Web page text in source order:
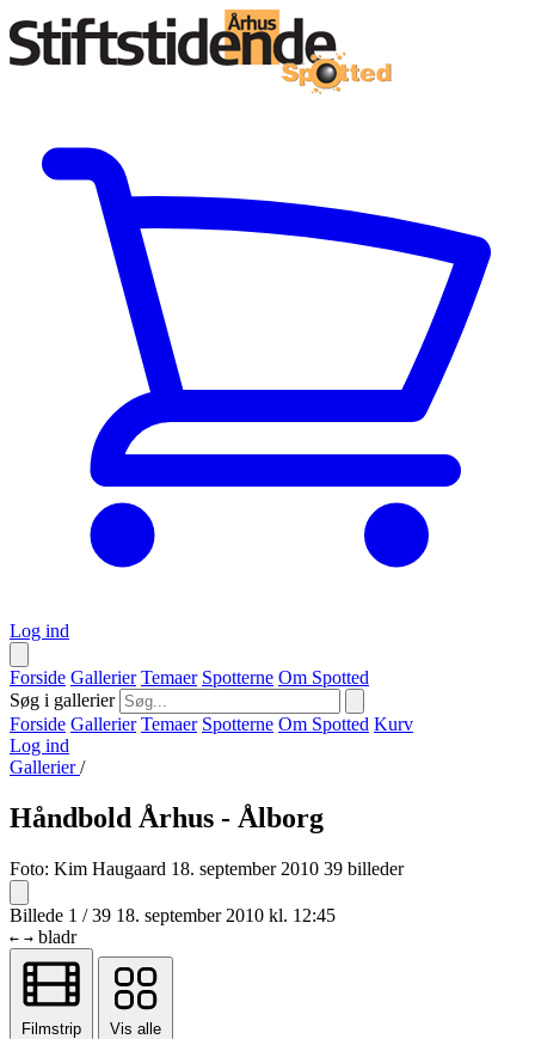
Log ind
Forside Gallerier Temaer Spotterne Om Spotted
Søg i gallerier
Forside Gallerier Temaer Spotterne Om Spotted Kurv
Log ind
Gallerier/
Håndbold Århus - Ålborg
Foto: Kim Haugaard 18. september 2010 39 billeder
Billede 1 / 39 18. september 2010 kl. 12:45
← → bladr
Filmstrip Vis alle